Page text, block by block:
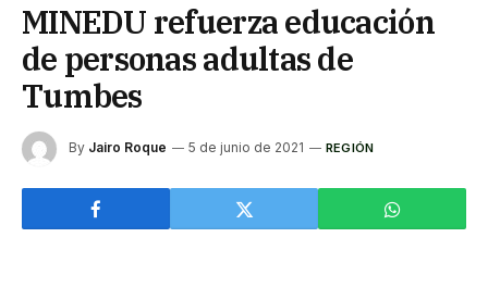
MINEDU refuerza educación
de personas adultas de
Tumbes
By Jairo Roque 5 de junio de 2021 REGIÓN